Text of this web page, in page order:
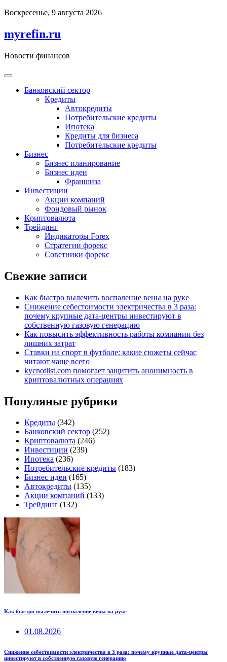
Перейти
содержимому
Воскресенье, 9 августа 2026
myrefin.ru
Новости финансов
Банковский сектор
Кредиты
Автокредиты
Потребительские кредиты
Ипотека
Кредиты для бизнеса
Потребительские кредиты
Бизнес
Бизнес планирование
Бизнес идеи
Франшиза
Инвестиции
Акции компаний
Фондовый рынок
Криптовалюта
Трейдинг
Индикаторы Forex
Стратегии форекс
Советники форекс
Свежие записи
Как быстро вылечить воспаление вены на руке
Снижение себестоимости электричества в 3 раза:
почему крупные дата-центры инвестируют в
собственную газовую генерацию
Как повысить эффективность работы компании без
лишних затрат
Ставки на спорт в футболе: какие сюжеты сейчас
читают чаще всего
kycnotlist.com помогает защитить анонимность в
криптовалютных операциях
Популяные рубрики
Кредиты (342)
Банковский сектор (252)
Криптовалюта (246)
Инвестиции (239)
Ипотека (236)
Потребительские кредиты (183)
Бизнес идеи (165)
Автокредиты (135)
Акции компаний (133)
Трейдинг (132)
Как быстро вылечить воспаление вены на руке
01.08.2026
Снижение себестоимости электричества в 3 раза: почему крупные дата-центры
инвестируют в собственную газовую генерацию